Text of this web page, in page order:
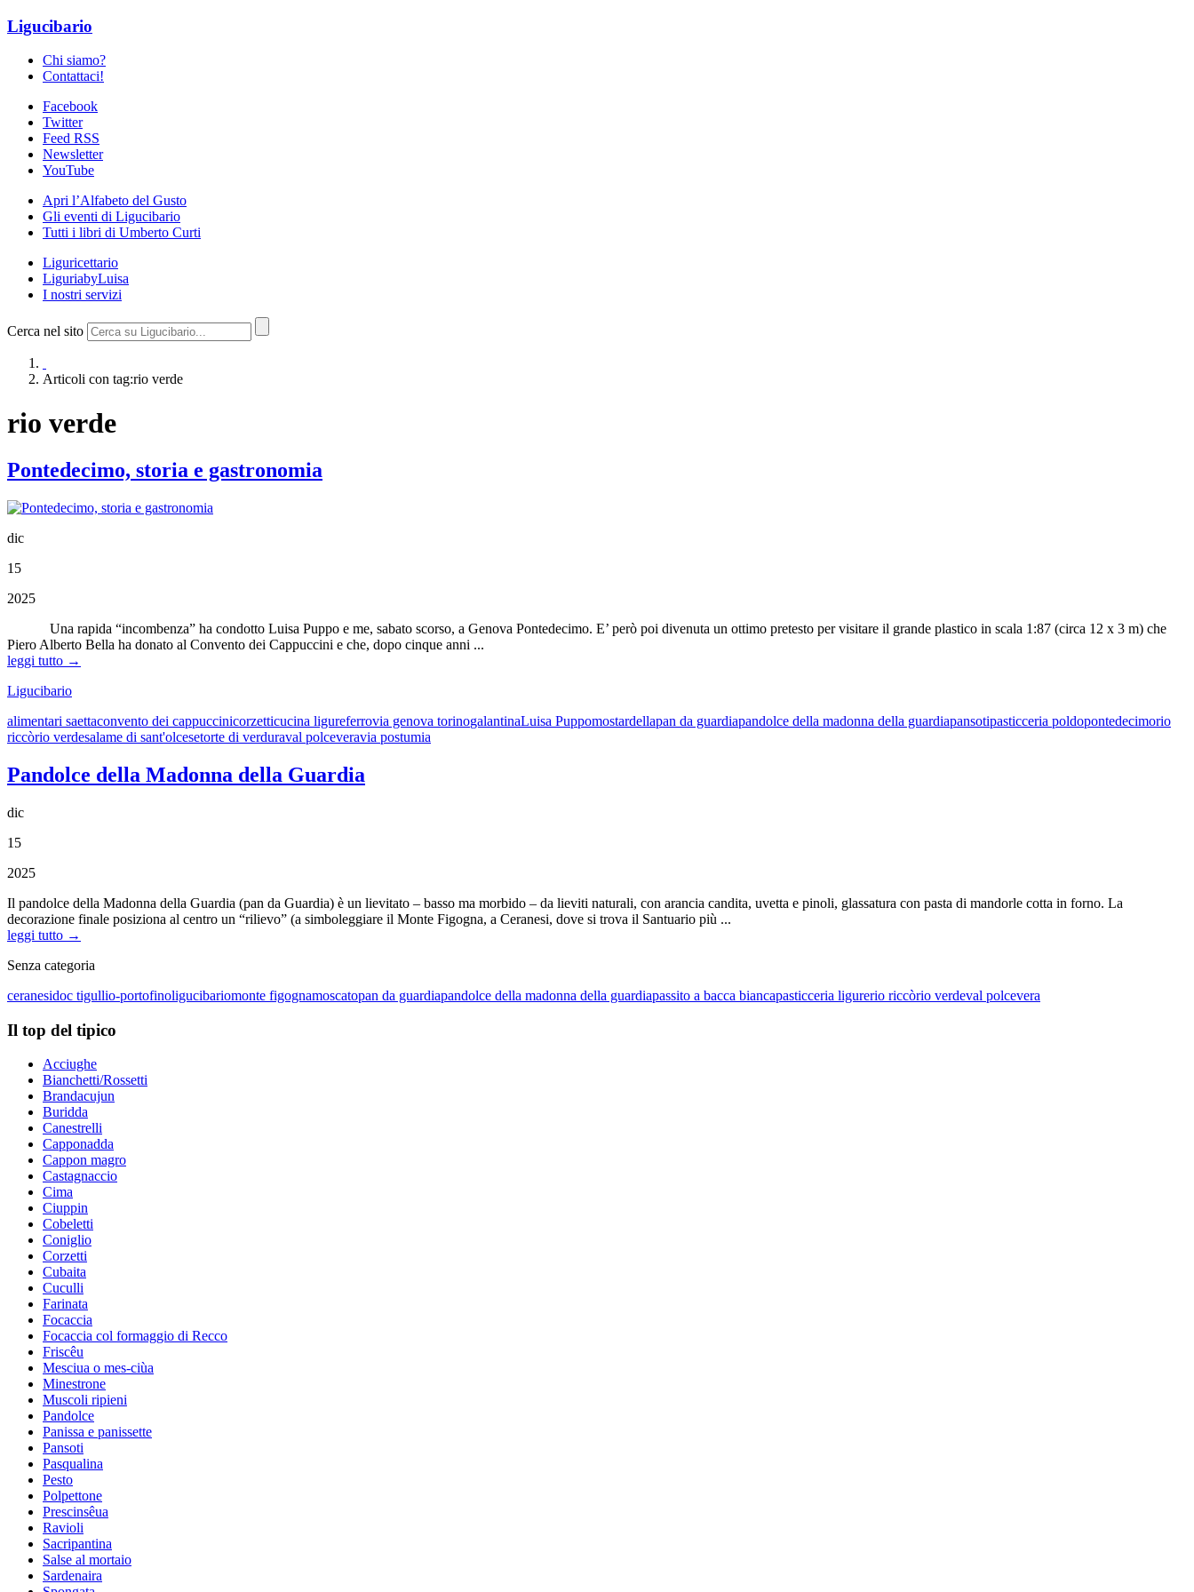
Ligucibario
Chi siamo?
Contattaci!
Facebook
Twitter
Feed RSS
Newsletter
YouTube
Apri l’Alfabeto del Gusto
Gli eventi di Ligucibario
Tutti i libri di Umberto Curti
Liguricettario
LiguriabyLuisa
I nostri servizi
Cerca nel sito
Articoli con tag:rio verde
rio verde
Pontedecimo, storia e gastronomia
dic
15
2025
Una rapida “incombenza” ha condotto Luisa Puppo e me, sabato scorso, a Genova Pontedecimo. E’ però poi divenuta un ottimo pretesto per visitare il grande plastico in scala 1:87 (circa 12 x 3 m) che
Piero Alberto Bella ha donato al Convento dei Cappuccini e che, dopo cinque anni ...
leggi tutto →
Ligucibario
alimentari saettaconvento dei cappuccinicorzetticucina ligureferrovia genova torinogalantinaLuisa Puppomostardellapan da guardiapandolce della madonna della guardiapansotipasticceria poldopontedecimorio
riccòrio verdesalame di sant'olcesetorte di verduraval polceveravia postumia
Pandolce della Madonna della Guardia
dic
15
2025
Il pandolce della Madonna della Guardia (pan da Guardia) è un lievitato – basso ma morbido – da lieviti naturali, con arancia candita, uvetta e pinoli, glassatura con pasta di mandorle cotta in forno. La
decorazione finale posiziona al centro un “rilievo” (a simboleggiare il Monte Figogna, a Ceranesi, dove si trova il Santuario più ...
leggi tutto →
Senza categoria
ceranesidoc tigullio-portofinoligucibariomonte figognamoscatopan da guardiapandolce della madonna della guardiapassito a bacca biancapasticceria ligurerio riccòrio verdeval polcevera
Il top del tipico
Acciughe
Bianchetti/Rossetti
Brandacujun
Buridda
Canestrelli
Capponadda
Cappon magro
Castagnaccio
Cima
Ciuppin
Cobeletti
Coniglio
Corzetti
Cubaita
Cuculli
Farinata
Focaccia
Focaccia col formaggio di Recco
Friscêu
Mesciua o mes-ciùa
Minestrone
Muscoli ripieni
Pandolce
Panissa e panissette
Pansoti
Pasqualina
Pesto
Polpettone
Prescinsêua
Ravioli
Sacripantina
Salse al mortaio
Sardenaira